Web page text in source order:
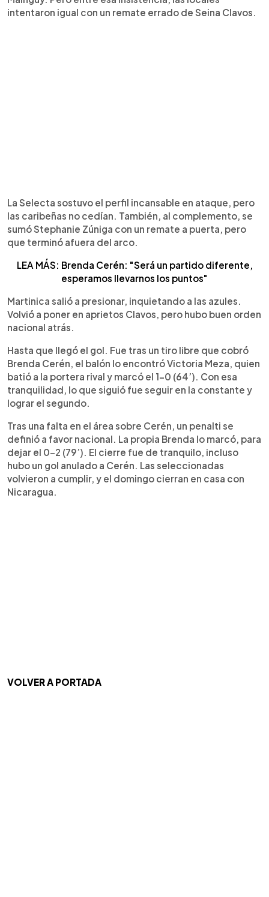
intentaron igual con un remate errado de Seina Clavos.
La Selecta sostuvo el perfil incansable en ataque, pero
las caribeñas no cedían. También, al complemento, se
sumó Stephanie Zúniga con un remate a puerta, pero
que terminó afuera del arco.
LEA MÁS: Brenda Cerén: "Será un partido diferente,
esperamos llevarnos los puntos"
Martinica salió a presionar, inquietando a las azules.
Volvió a poner en aprietos Clavos, pero hubo buen orden
nacional atrás.
Hasta que llegó el gol. Fue tras un tiro libre que cobró
Brenda Cerén, el balón lo encontró Victoria Meza, quien
batió a la portera rival y marcó el 1-0 (64’). Con esa
tranquilidad, lo que siguió fue seguir en la constante y
lograr el segundo.
Tras una falta en el área sobre Cerén, un penalti se
definió a favor nacional. La propia Brenda lo marcó, para
dejar el 0-2 (79’). El cierre fue de tranquilo, incluso
hubo un gol anulado a Cerén. Las seleccionadas
volvieron a cumplir, y el domingo cierran en casa con
Nicaragua.
VOLVER A PORTADA